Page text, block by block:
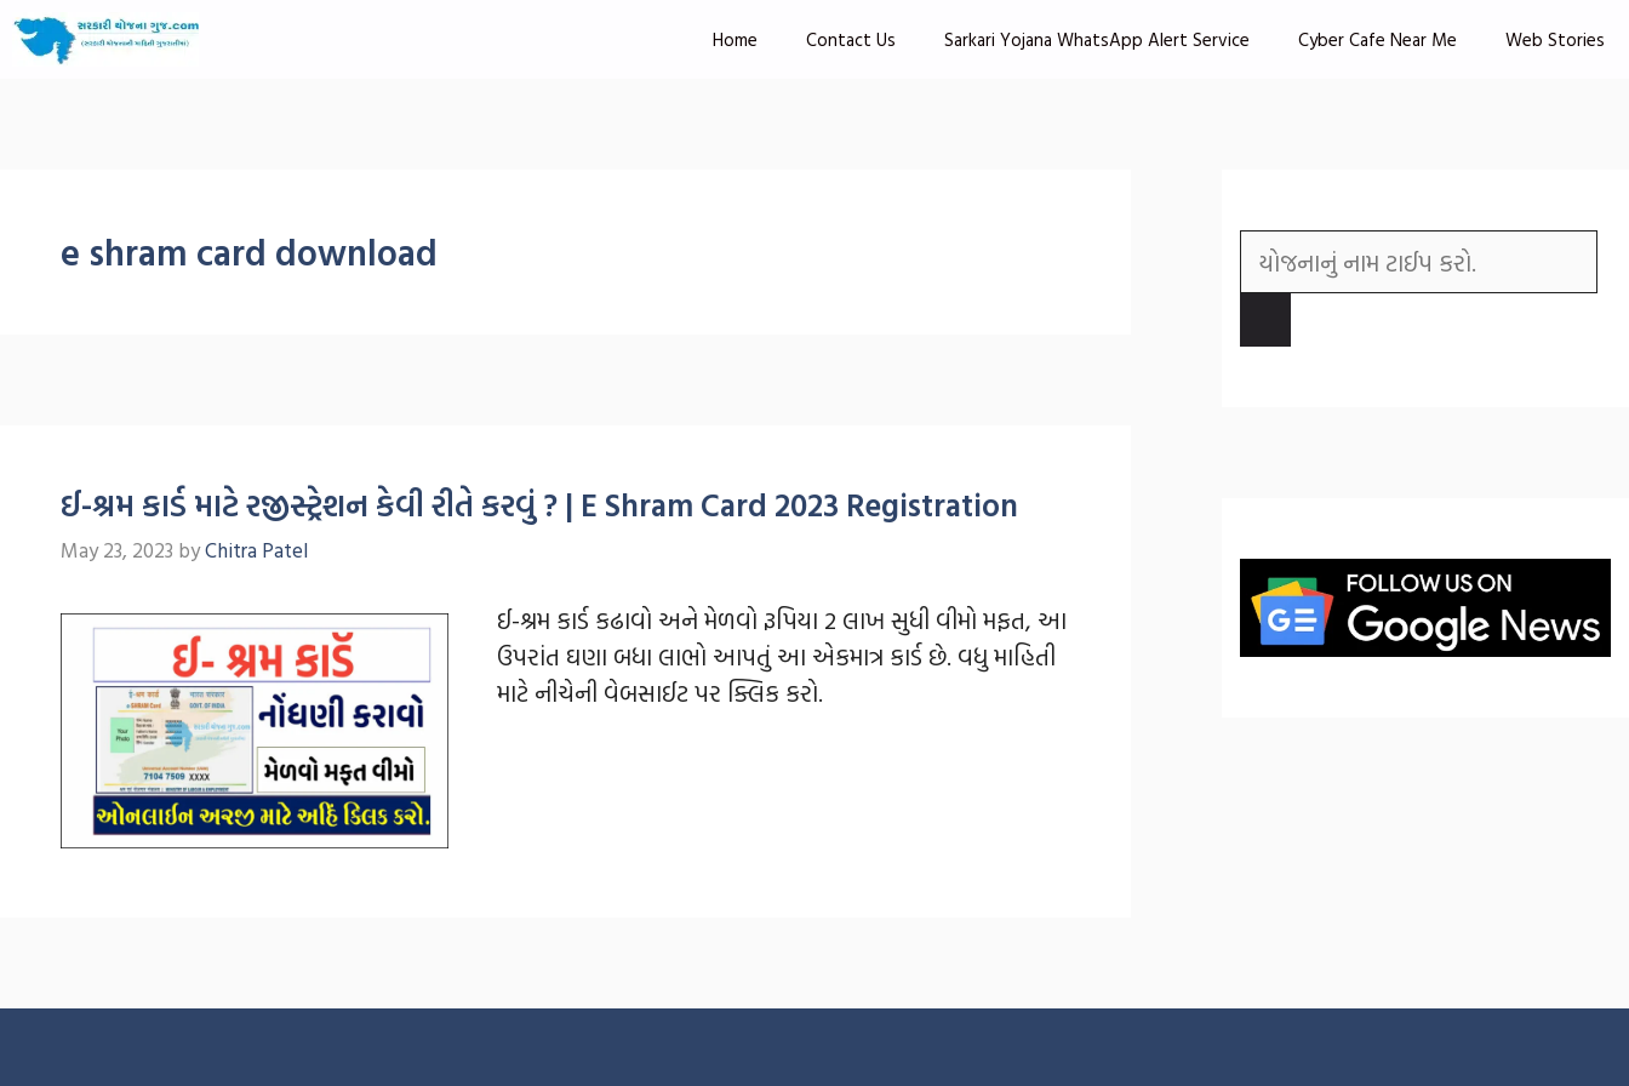
Home Contact Us Sarkari Yojana WhatsApp Alert Service Cyber Cafe Near Me Web Stories
e shram card download
ઈ-શ્રમ કાર્ડ માટે રજીસ્ટ્રેશન કેવી રીતે કરવું ? | E Shram Card 2023 Registration
May 23, 2023 byChitra Patel
ઈ-શ્રમ કાર્ડ કઢાવો અને મેળવો રૂપિયા 2 લાખ સુધી વીમો મફત, આ
ઉપરાંત ઘણા બધા લાભો આપતું આ એકમાત્ર કાર્ડ છે. વધુ માહિતી
માટે નીચેની વેબસાઈટ પર ક્લિક કરો.